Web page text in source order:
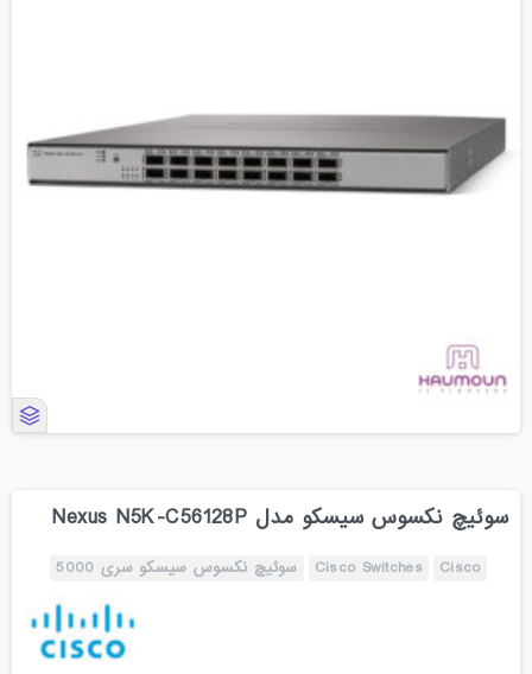
سوئیچ نکسوس سیسکو مدل Nexus N5K-C56128P
Cisco
Cisco Switches سوئیچ نکسوس سیسکو سری 5000